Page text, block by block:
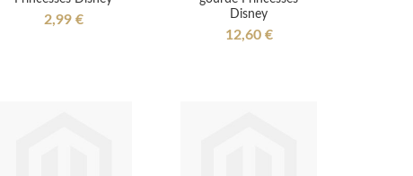
2,99 €
Disney
12,60 €